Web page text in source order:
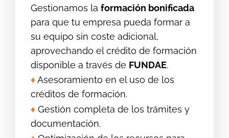
Gestionamos la formación bonificada
para que tu empresa pueda formar a
su equipo sin coste adicional,
aprovechando el crédito de formación
disponible a través de FUNDAE.
♦Asesoramiento en el uso de los
créditos de formación.
♦ Gestión completa de los trámites y
documentación.